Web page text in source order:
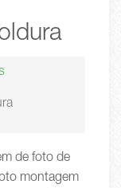
de foto de
montagem